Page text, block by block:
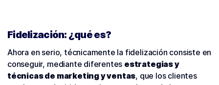
Fidelización: ¿qué es?
Ahora en serio, técnicamente la fidelización consiste en
conseguir, mediante diferentes estrategias y
técnicas de marketing y ventas, que los clientes